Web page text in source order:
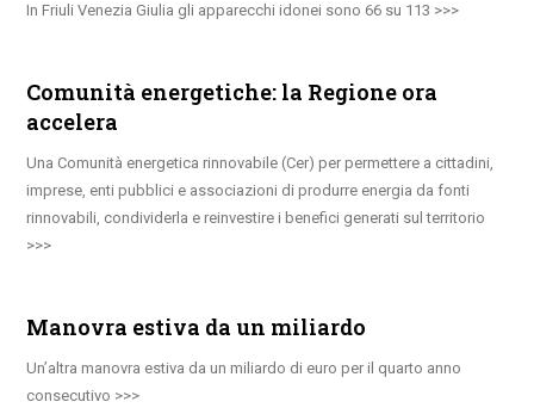
In Friuli Venezia Giulia gli apparecchi idonei sono 66 su 113
Comunità energetiche: la Regione ora
accelera
Una Comunità energetica rinnovabile (Cer) per permettere a cittadini,
imprese, enti pubblici e associazioni di produrre energia da fonti
rinnovabili, condividerla e reinvestire i benefici generati sul territorio
Manovra estiva da un miliardo
Un’altra manovra estiva da un miliardo di euro per il quarto anno
consecutivo